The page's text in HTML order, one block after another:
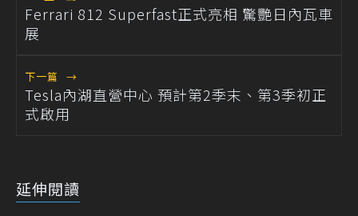
Ferrari 812 Superfast正式亮相 驚艷日內瓦車
展
下一篇 →
Tesla內湖直營中心 預計第2季末、第3季初正
式啟用
延伸閱讀